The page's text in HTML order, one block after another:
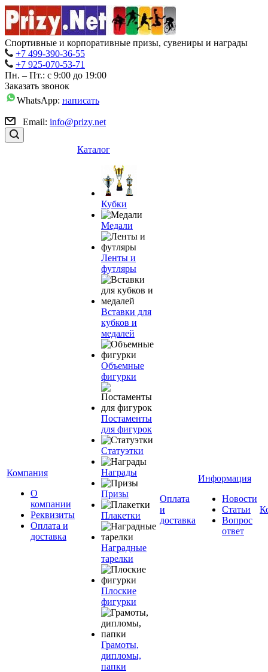
Спортивные и корпоративные призы, сувениры и награды
+7 499-390-36-55
+7 925-070-53-71
Пн. – Пт.: с 9:00 до 19:00
Заказать звонок
WhatsApp: написать
Email: info@prizy.net
Компания
О
компании
Реквизиты
Оплата и
доставка
Каталог
Кубки
Медали
Ленты и
футляры
Вставки для
кубков и
медалей
Объемные
фигурки
Постаменты
для фигурок
Статуэтки
Награды
Призы
Плакетки
Наградные
тарелки
Плоские
фигурки
Грамоты,
дипломы,
папки
Оплата
и
доставка
Информация
Новости
Статьи
Вопрос
ответ